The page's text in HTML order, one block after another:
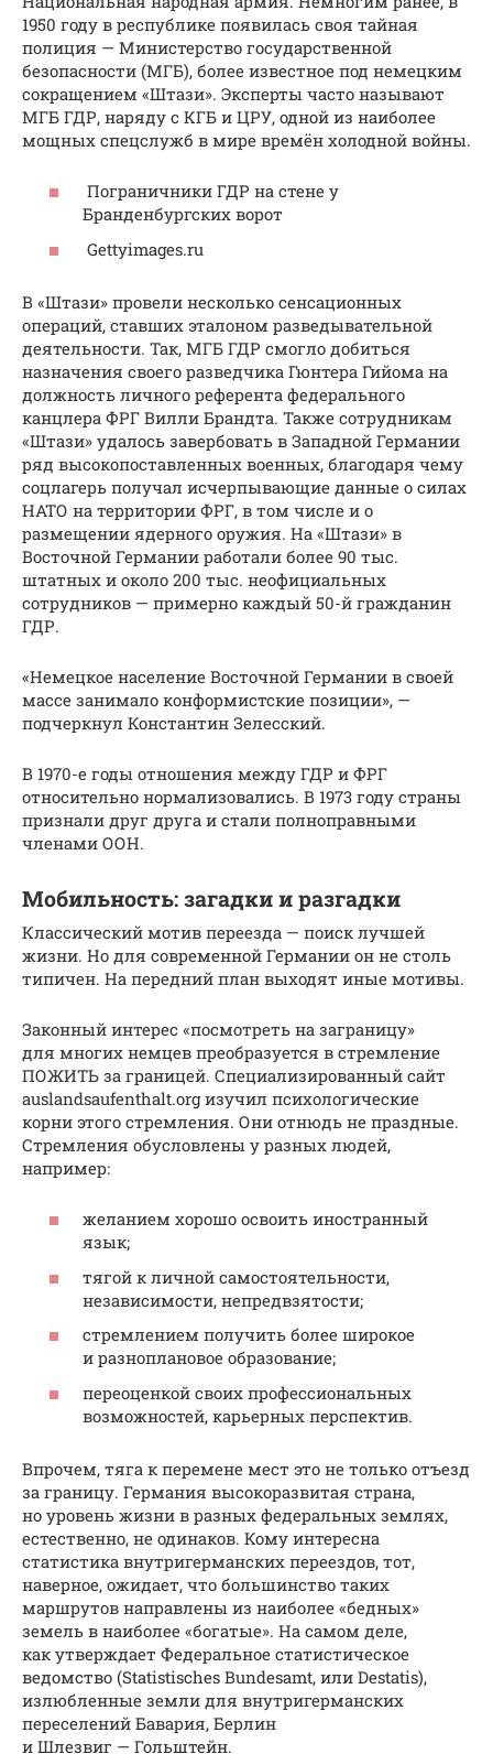
1950 году в республике появилась своя тайная
полиция — Министерство государственной
безопасности (МГБ), более известное под немецким
сокращением «Штази». Эксперты часто называют
МГБ ГДР, наряду с КГБ и ЦРУ, одной из наиболее
мощных спецслужб в мире времён холодной войны.
Пограничники ГДР на стене у
Бранденбургских ворот
Gettyimages.ru
В «Штази» провели несколько сенсационных
операций, ставших эталоном разведывательной
деятельности. Так, МГБ ГДР смогло добиться
назначения своего разведчика Гюнтера Гийома на
должность личного референта федерального
канцлера ФРГ Вилли Брандта. Также сотрудникам
«Штази» удалось завербовать в Западной Германии
ряд высокопоставленных военных, благодаря чему
соцлагерь получал исчерпывающие данные о силах
НАТО на территории ФРГ, в том числе и о
размещении ядерного оружия. На «Штази» в
Восточной Германии работали более 90 тыс.
штатных и около 200 тыс. неофициальных
сотрудников — примерно каждый 50-й гражданин
ГДР.
«Немецкое население Восточной Германии в своей
массе занимало конформистские позиции», —
подчеркнул Константин Зелесский.
В 1970-е годы отношения между ГДР и ФРГ
относительно нормализовались. В 1973 году страны
признали друг друга и стали полноправными
членами ООН.
Мобильность: загадки и разгадки
Классический мотив переезда — поиск лучшей
жизни. Но для современной Германии он не столь
типичен. На передний план выходят иные мотивы.
Законный интерес «посмотреть на заграницу»
для многих немцев преобразуется в стремление
ПОЖИТЬ за границей. Специализированный сайт
auslandsaufenthalt.org изучил психологические
корни этого стремления. Они отнюдь не праздные.
Стремления обусловлены у разных людей,
например:
желанием хорошо освоить иностранный
язык;
тягой к личной самостоятельности,
независимости, непредвзятости;
стремлением получить более широкое
и разноплановое образование;
переоценкой своих профессиональных
возможностей, карьерных перспектив.
Впрочем, тяга к перемене мест это не только отъезд
за границу. Германия высокоразвитая страна,
но уровень жизни в разных федеральных землях,
естественно, не одинаков. Кому интересна
статистика внутригерманских переездов, тот,
наверное, ожидает, что большинство таких
маршрутов направлены из наиболее «бедных»
земель в наиболее «богатые». На самом деле,
как утверждает Федеральное статистическое
ведомство (Statistisches Bundesamt, или Destatis),
излюбленные земли для внутригерманских
переселений Бавария, Берлин
и Шлезвиг — Гольштейн.